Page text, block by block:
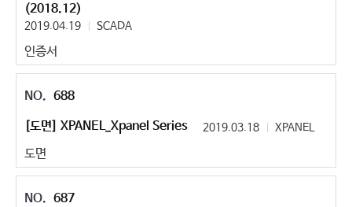
(2018.12)
2019.04.19 SCADA
인증서
688
[도면] XPANEL_Xpanel Series
2019.03.18 XPANEL
도면
687